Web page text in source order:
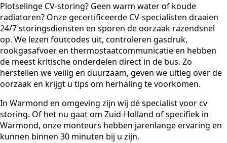
Plotselinge CV-storing? Geen warm water of koude
radiatoren? Onze gecertificeerde CV-specialisten draaien
24/7 storingsdiensten en sporen de oorzaak razendsnel
op. We lezen foutcodes uit, controleren gasdruk,
rookgasafvoer en thermostaatcommunicatie en hebben
de meest kritische onderdelen direct in de bus. Zo
herstellen we veilig en duurzaam, geven we uitleg over de
oorzaak en krijgt u tips om herhaling te voorkomen.
In Warmond en omgeving zijn wij dé specialist voor cv
storing. Of het nu gaat om Zuid-Holland of specifiek in
Warmond, onze monteurs hebben jarenlange ervaring en
kunnen binnen 30 minuten bij u zijn.